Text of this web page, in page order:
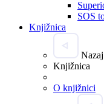
SOS
Knjižnica
Nazaj
Knjižnica
O knjižnici